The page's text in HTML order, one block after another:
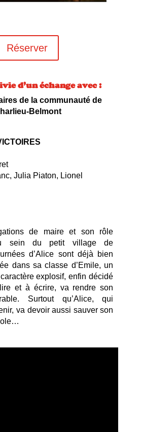
Réserver
d’un échange avec :
de la communauté de
Belmont
Julia Piaton, Lionel
de maire et son rôle
sein du petit village de
d’Alice sont déjà bien
dans sa classe d’Emile, un
explosif, enfin décidé
et à écrire, va rendre son
Surtout qu’Alice, qui
va devoir aussi sauver son